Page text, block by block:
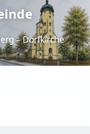
– Dorfkirche